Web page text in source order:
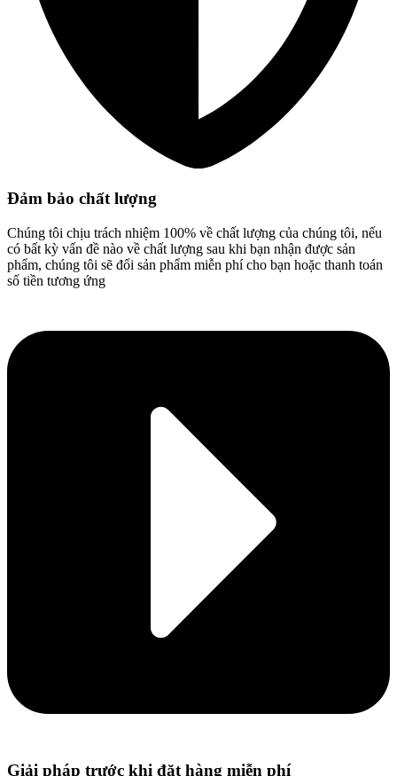
Đảm bảo chất lượng
Chúng tôi chịu trách nhiệm 100% về chất lượng của chúng tôi, nếu
có bất kỳ vấn đề nào về chất lượng sau khi bạn nhận được sản
phẩm, chúng tôi sẽ đổi sản phẩm miễn phí cho bạn hoặc thanh toán
số tiền tương ứng
Giải pháp trước khi đặt hàng miễn phí